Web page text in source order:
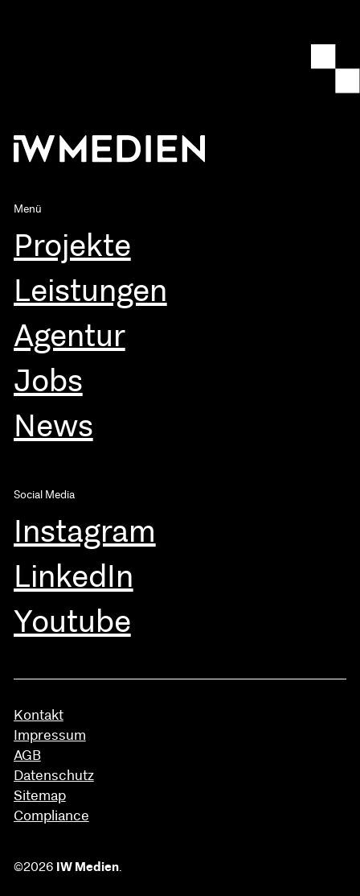
Menü
Projekte
Leistungen
Agentur
Jobs
News
Social Media
Instagram
LinkedIn
Youtube
Kontakt
Impressum
AGB
Datenschutz
Sitemap
Compliance
©2026 IW Medien.